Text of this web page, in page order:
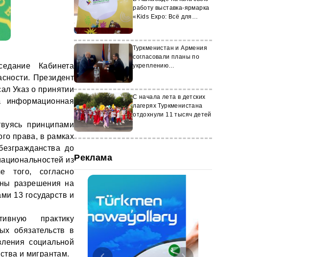
Кабинета
Президент
Указ о принятии
принципами
права, в рамках
до
из
того, согласно
разрешения на
13 государств и
практику
обязательств в
социальной
и мигрантам.
работу выставка-ярмарка
«Kids Expo: Всё для
Туркменистан и Армения
согласовали планы по
укреплению
С начала лета в детских
лагерях Туркменистана
отдохнули 11 тысяч детей
Реклама